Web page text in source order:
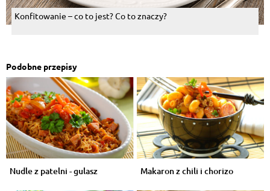
Konfitowanie – co to jest? Co to znaczy?
Podobne przepisy
Nudle z patelni - gulasz Makaron z chili i chorizo